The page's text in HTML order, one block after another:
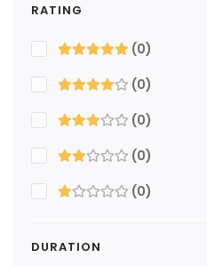
RATING
(0)
(0)
(0)
(0)
(0)
DURATION